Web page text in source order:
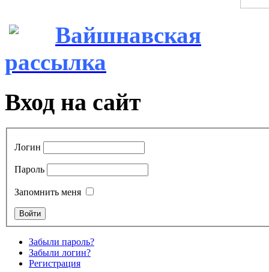
Вайшнавская
рассылка
Вход на сайт
Логин
Пароль
Запомнить меня
Забыли пароль?
Забыли логин?
Регистрация